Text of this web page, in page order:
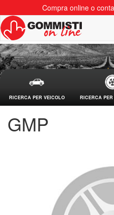
Compra online o
RICERCA PER VEICOLO RICERCA
GMP